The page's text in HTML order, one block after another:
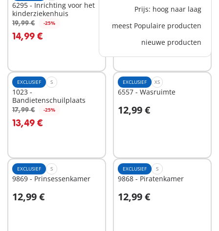
Prijs: hoog naar laag
meest Populaire producten
nieuwe producten
6295 - Inrichting voor het
kinderziekenhuis
19,99 € -25%
14,99 €
In winkelwagen
9832 - Boerderijdieren en
vogelverschrikker
14,99 €
In winkelwagen
EXCLUSIEF S
1023 -
Bandietenschuilplaats
17,99 € -25%
13,49 €
In winkelwagen
EXCLUSIEF XS
6557 - Wasruimte
12,99 €
In winkelwagen
EXCLUSIEF S
9869 - Prinsessenkamer
12,99 €
In winkelwagen
EXCLUSIEF S
9868 - Piratenkamer
12,99 €
In winkelwagen